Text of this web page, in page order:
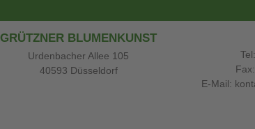
GRÜTZNER BLUMENKUNST
Urdenbacher Allee 105
40593 Düsseldorf
E-Mail: